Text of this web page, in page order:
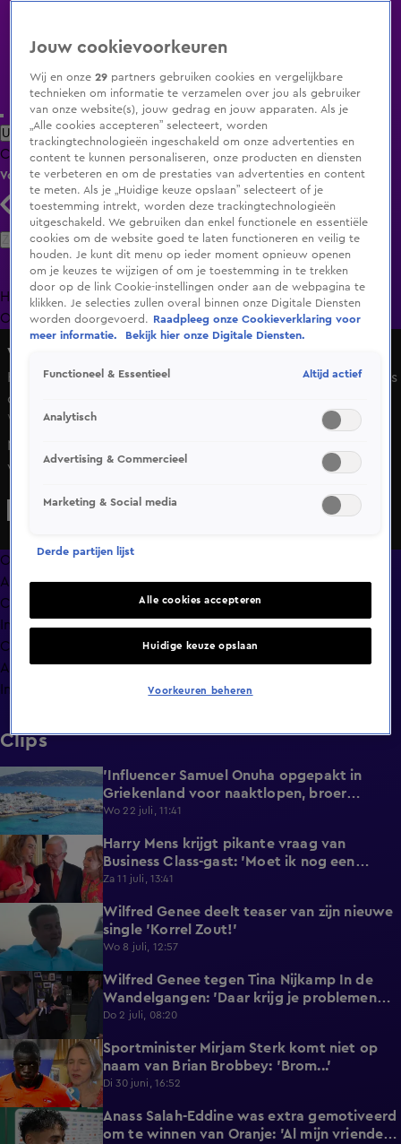
Uitzending Gemist Populaire programma's Zenders Genres
ClipsFilmsRadioSmart TV inlogShop
Volg KIJK
Zoeken
HomeUitzending Gemist Programma's De Bondgenoten
OranjezomerLivestreamsShop
Vandaag Inside
Héérlijke beelden: het presentatiedebuut van Chris Woerts
op SBS6!
Wo 20 mei, 21:34
Niemand minder dan Chris Woerts maakt in de uitzending
van Vandaag Inside zijn presentatiedebuut op SBS6. De
YOUNG.
Overzicht
Afleveringen
Clips
In de wandelgangen
Compilaties
Anderen keken ook
Info
Clips
1:00
'Influencer Samuel Onuha opgepakt in
Griekenland voor naaktlopen, broer
reageert met statement'
Wo 22 juli, 11:41
0:17
Harry Mens krijgt pikante vraag van
Business Class-gast: 'Moet ik nog een
knoopje losdoen?'
Za 11 juli, 13:41
0:37
Wilfred Genee deelt teaser van zijn nieuwe
single 'Korrel Zout!'
Wo 8 juli, 12:57
6:55
Wilfred Genee tegen Tina Nijkamp In de
Wandelgangen: 'Daar krijg je problemen
mee!'
Do 2 juli, 08:20
1:18
Sportminister Mirjam Sterk komt niet op
naam van Brian Brobbey: 'Brom...'
Di 30 juni, 16:52
3:02
Anass Salah-Eddine was extra gemotiveerd
om te winnen van Oranje: 'Al mijn vrienden
Jouw cookievoorkeuren
Wij en onze29 partners gebruiken cookies en vergelijkbare
technieken om informatie te verzamelen over jou als gebruiker
van onze website(s), jouw gedrag en jouw apparaten. Als je
„Alle cookies accepteren” selecteert, worden
trackingtechnologieën ingeschakeld om onze advertenties en
content te kunnen personaliseren, onze producten en diensten
te verbeteren en om de prestaties van advertenties en content
te meten. Als je „Huidige keuze opslaan” selecteert of je
toestemming intrekt, worden deze trackingtechnologieën
uitgeschakeld. We gebruiken dan enkel functionele en essentiële
cookies om de website goed te laten functioneren en veilig te
houden. Je kunt dit menu op ieder moment opnieuw openen
om je keuzes te wijzigen of om je toestemming in te trekken
door op de link Cookie-instellingen onder aan de webpagina te
klikken. Je selecties zullen overal binnen onze Digitale Diensten
worden doorgevoerd.
Raadpleeg onze Cookieverklaring voor
meer informatie.
Bekijk hier onze Digitale Diensten.
Functioneel & Essentieel Altijd actief
Analytisch
Advertising & Commercieel
Marketing & Social media
Derde partijen lijst
Alle cookies accepteren
Huidige keuze opslaan
Voorkeuren beheren